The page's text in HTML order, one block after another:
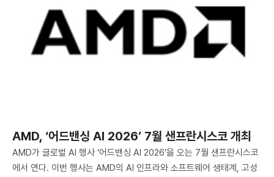
AMD, ‘어드밴싱 AI 2026’ 7월 샌프란시스코 개최
AMD가 글로벌 AI 행사 ‘어드밴싱 AI 2026’을 오는 7월 샌프란시스코
에서 연다. 이번 행사는 AMD의 AI 인프라와 소프트웨어 생태계, 고성